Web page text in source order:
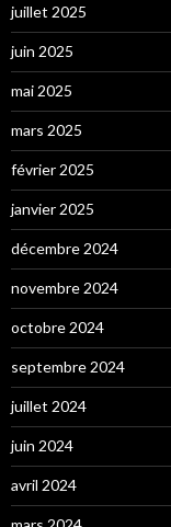
juillet 2025
juin 2025
mai 2025
mars 2025
février 2025
janvier 2025
décembre 2024
novembre 2024
octobre 2024
septembre 2024
juillet 2024
juin 2024
avril 2024